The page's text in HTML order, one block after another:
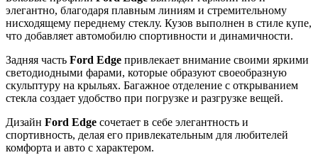
элегантно, благодаря плавным линиям и стремительному
нисходящему переднему стеклу. Кузов выполнен в стиле купе,
что добавляет автомобилю спортивности и динамичности.
Задняя часть Ford Edge привлекает внимание своими яркими
светодиодными фарами, которые образуют своеобразную
скульптуру на крыльях. Багажное отделение с открыванием
стекла создает удобство при погрузке и разгрузке вещей.
Дизайн Ford Edge сочетает в себе элегантность и
спортивность, делая его привлекательным для любителей
комфорта и авто с характером.